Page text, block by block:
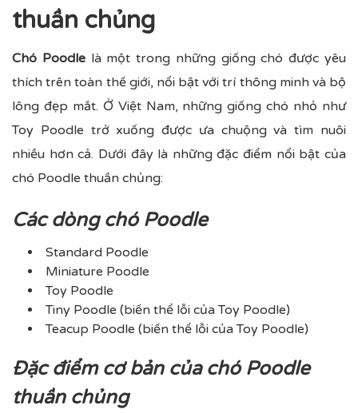
thuần chủng
Chó Poodlelà một trong những giống chó được yêu
thích trên toàn thế giới, nổi bật với trí thông minh và bộ
lông đẹp mắt. Ở Việt Nam, những giống chó nhỏ như
Toy Poodle trở xuống được ưa chuộng và tìm nuôi
nhiều hơn cả. Dưới đây là những đặc điểm nổi bật của
chó Poodle thuần chủng:
Các dòng chó Poodle
Standard Poodle
Miniature Poodle
Toy Poodle
Tiny Poodle (biến thể lỗi của Toy Poodle)
Teacup Poodle (biến thể lỗi của Toy Poodle)
Đặc điểm cơ bản của chó Poodle
thuần chủng